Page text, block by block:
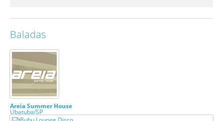
Baladas
Areia Summer House
Ubatuba/SP